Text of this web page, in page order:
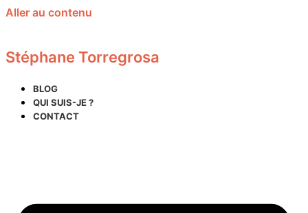
Aller au contenu
Stéphane Torregrosa
BLOG
QUI SUIS-JE ?
CONTACT